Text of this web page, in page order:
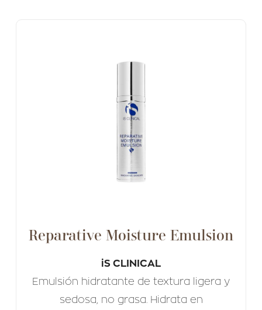
Reparative Moisture Emulsion
iS CLINICAL
Emulsión hidratante de textura ligera y
sedosa, no grasa. Hidrata en